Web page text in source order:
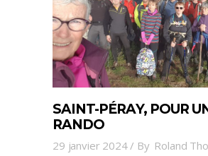
SAINT-PÉRAY, POUR
RANDO
29 janvier 2024 By Roland